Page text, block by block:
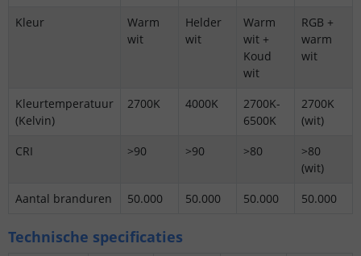
Kleur
Warm
wit
Helder
wit
Warm
wit +
Koud
wit
RGB +
warm
wit
Kleurtemperatuur
(Kelvin)
2700K 4000K
2700K-
6500K
2700K
(wit)
CRI
>90 >90 >80
>80
(wit)
Aantal branduren
50.000 50.000 50.000 50.000
Technische specificaties